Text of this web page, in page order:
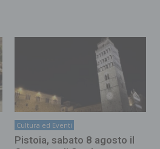
Cultura ed Eventi
Pistoia, sabato 8 agosto il